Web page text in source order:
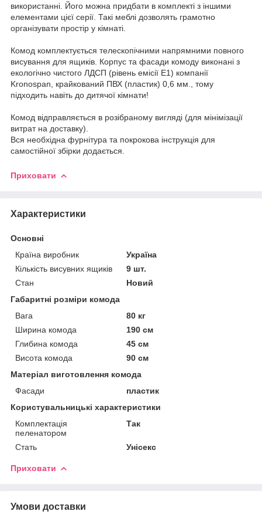
використанні. Його можна придбати в комплекті з іншими
елементами цієї серії. Такі меблі дозволять грамотно
організувати простір у кімнаті.
Комод комплектується телескопічними напрямними повного
висування для ящиків. Корпус та фасади комоду виконані з
екологічно чистого ЛДСП (рівень емісії Е1) компанії
Kronospan, крайкований ПВХ (пластик) 0,6 мм., тому
підходить навіть до дитячої кімнати!
Комод відправляється в розібраному вигляді (для мінімізації
витрат на доставку).
Вся необхідна фурнітура та покрокова інструкція для
самостійної збірки додається.
Приховати
Характеристики
Основні
Країна виробник
Україна
Кількість висувних ящиків
9 шт.
Стан
Новий
Габаритні розміри комода
Вага
80 кг
Ширина комода
190 см
Глибина комода
45 см
Висота комода
90 см
Матеріал виготовлення комода
Фасади
пластик
Користувальницькі характеристики
Комплектація
пеленатором
Так
Стать Унісекс
Приховати
Умови доставки